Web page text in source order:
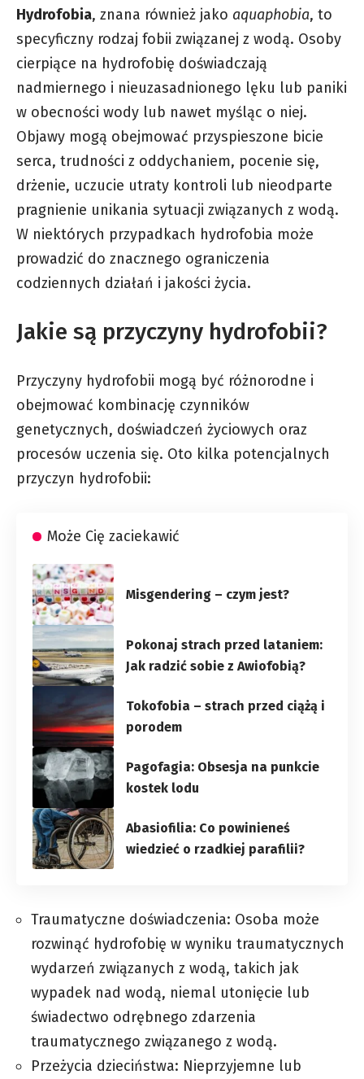
Hydrofobia, znana również jako aquaphobia, to
specyficzny rodzaj fobii związanej z wodą. Osoby
cierpiące na hydrofobię doświadczają
nadmiernego i nieuzasadnionego lęku lub paniki
w obecności wody lub nawet myśląc o niej.
Objawy mogą obejmować przyspieszone bicie
serca, trudności z oddychaniem, pocenie się,
drżenie, uczucie utraty kontroli lub nieodparte
pragnienie unikania sytuacji związanych z wodą.
W niektórych przypadkach hydrofobia może
prowadzić do znacznego ograniczenia
codziennych działań i jakości życia.
Jakie są przyczyny hydrofobii?
Przyczyny hydrofobii mogą być różnorodne i
obejmować kombinację czynników
genetycznych, doświadczeń życiowych oraz
procesów uczenia się. Oto kilka potencjalnych
przyczyn hydrofobii:
Może Cię zaciekawić
Misgendering – czym jest?
Pokonaj strach przed lataniem:
Jak radzić sobie z Awiofobią?
Tokofobia – strach przed ciążą i
porodem
Pagofagia: Obsesja na punkcie
kostek lodu
Abasiofilia: Co powinieneś
wiedzieć o rzadkiej parafilii?
Traumatyczne doświadczenia: Osoba może
rozwinąć hydrofobię w wyniku traumatycznych
wydarzeń związanych z wodą, takich jak
wypadek nad wodą, niemal utonięcie lub
świadectwo odrębnego zdarzenia
traumatycznego związanego z wodą.
Przeżycia dzieciństwa: Nieprzyjemne lub